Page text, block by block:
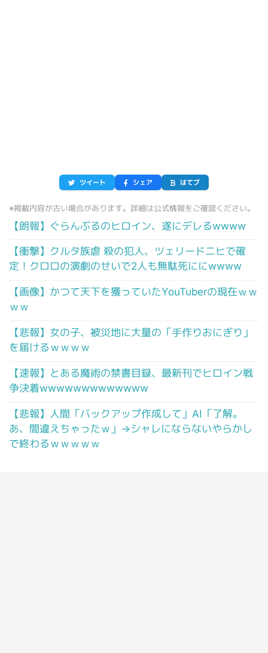
ツイート シェア はてブ
※掲載内容が古い場合があります。詳細は公式情報をご確認ください。
【朗報】ぐらんぶるのヒロイン、遂にデレるwwww
【衝撃】クルタ族虐 殺の犯人、ツェリードニヒで確
定！クロロの演劇のせいで2人も無駄死ににwwww
【画像】かつて天下を獲っていたYouTuberの現在ｗｗ
ｗｗ
【悲報】女の子、被災地に大量の「手作りおにぎり」
を届けるｗｗｗｗ
【速報】とある魔術の禁書目録、最新刊でヒロイン戦
争決着wwwwwwwwwwwww
【悲報】人間「バックアップ作成して」AI「了解。
あ、間違えちゃったｗ」→シャレにならないやらかし
で終わるｗｗｗｗｗ